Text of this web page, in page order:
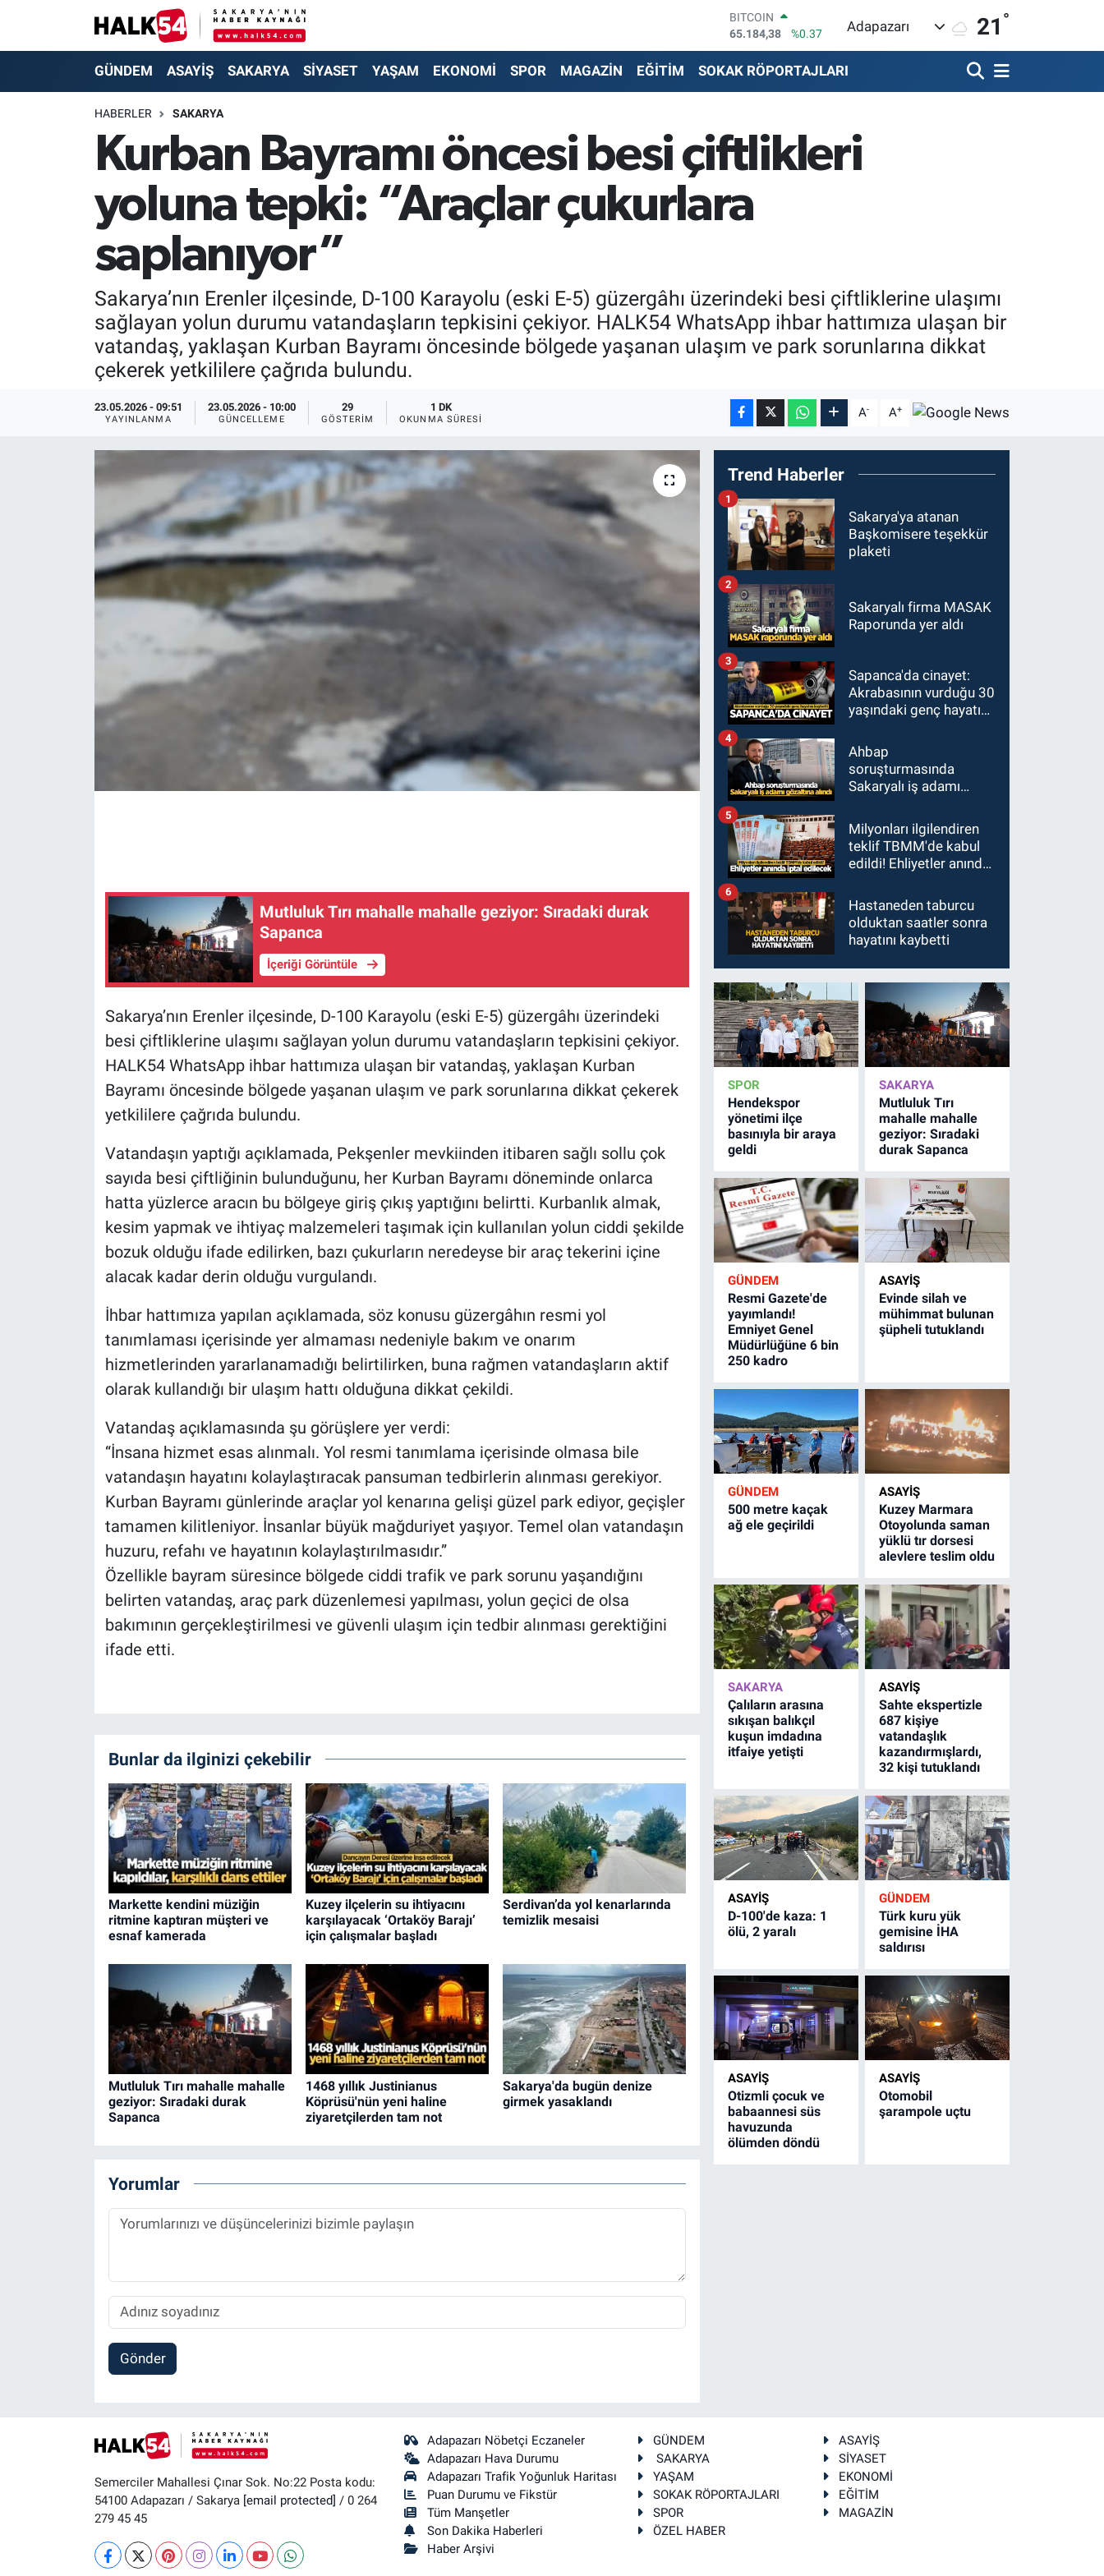
DOLAR
47,7239
%0.01
EURO
55,1823
%-0.06
6664.02
%0.05
BİST100
13.779
%-14
Adapazarı 21 °
GÜNDEM ASAYİŞ SAKARYA SİYASET YAŞAM EKONOMİ SPOR MAGAZİN EĞİTİM SOKAK RÖPORTAJLARI
HABERLER SAKARYA
Kurban Bayramı öncesi besi çiftlikleri
yoluna tepki: “Araçlar çukurlara
saplanıyor”
Sakarya’nın Erenler ilçesinde, D-100 Karayolu (eski E-5) güzergâhı üzerindeki besi çiftliklerine ulaşımı
sağlayan yolun durumu vatandaşların tepkisini çekiyor. HALK54 WhatsApp ihbar hattımıza ulaşan bir
vatandaş, yaklaşan Kurban Bayramı öncesinde bölgede yaşanan ulaşım ve park sorunlarına dikkat
çekerek yetkililere çağrıda bulundu.
23.05.2026 - 09:51
YAYINLANMA
23.05.2026 - 10:00
GÜNCELLEME
29
GÖSTERIM
1 DK
OKUNMA SÜRESI A- A+
Mutluluk Tırı mahalle mahalle geziyor: Sıradaki durak
Sapanca
İçeriği Görüntüle
Sakarya’nın Erenler ilçesinde, D-100 Karayolu (eski E-5) güzergâhı üzerindeki
besi çiftliklerine ulaşımı sağlayan yolun durumu vatandaşların tepkisini çekiyor.
HALK54 WhatsApp ihbar hattımıza ulaşan bir vatandaş, yaklaşan Kurban
Bayramı öncesinde bölgede yaşanan ulaşım ve park sorunlarına dikkat çekerek
yetkililere çağrıda bulundu.
Vatandaşın yaptığı açıklamada, Pekşenler mevkiinden itibaren sağlı sollu çok
sayıda besi çiftliğinin bulunduğunu, her Kurban Bayramı döneminde onlarca
hatta yüzlerce aracın bu bölgeye giriş çıkış yaptığını belirtti. Kurbanlık almak,
kesim yapmak ve ihtiyaç malzemeleri taşımak için kullanılan yolun ciddi şekilde
bozuk olduğu ifade edilirken, bazı çukurların neredeyse bir araç tekerini içine
alacak kadar derin olduğu vurgulandı.
İhbar hattımıza yapılan açıklamada, söz konusu güzergâhın resmi yol
tanımlaması içerisinde yer almaması nedeniyle bakım ve onarım
hizmetlerinden yararlanamadığı belirtilirken, buna rağmen vatandaşların aktif
olarak kullandığı bir ulaşım hattı olduğuna dikkat çekildi.
Vatandaş açıklamasında şu görüşlere yer verdi:
“İnsana hizmet esas alınmalı. Yol resmi tanımlama içerisinde olmasa bile
vatandaşın hayatını kolaylaştıracak pansuman tedbirlerin alınması gerekiyor.
Kurban Bayramı günlerinde araçlar yol kenarına gelişi güzel park ediyor, geçişler
tamamen kilitleniyor. İnsanlar büyük mağduriyet yaşıyor. Temel olan vatandaşın
huzuru, refahı ve hayatının kolaylaştırılmasıdır.”
Özellikle bayram süresince bölgede ciddi trafik ve park sorunu yaşandığını
belirten vatandaş, araç park düzenlemesi yapılması, yolun geçici de olsa
bakımının gerçekleştirilmesi ve güvenli ulaşım için tedbir alınması gerektiğini
ifade etti.
Bunlar da ilginizi çekebilir
Markette kendini müziğin
ritmine kaptıran müşteri ve
esnaf kamerada
Kuzey ilçelerin su ihtiyacını
karşılayacak ‘Ortaköy Barajı’
için çalışmalar başladı
Serdivan’da yol kenarlarında
temizlik mesaisi
Mutluluk Tırı mahalle mahalle
geziyor: Sıradaki durak
Sapanca
1468 yıllık Justinianus
Köprüsü'nün yeni haline
ziyaretçilerden tam not
Sakarya'da bugün denize
girmek yasaklandı
Yorumlar
Gönder
Trend Haberler
Sakarya'ya atanan
Başkomisere teşekkür
plaketi
1
Sakaryalı firma MASAK
Raporunda yer aldı
2
Sapanca'da cinayet:
Akrabasının vurduğu 30
yaşındaki genç hayatını
3
Ahbap
soruşturmasında
Sakaryalı iş adamı
4
Milyonları ilgilendiren
teklif TBMM'de kabul
edildi! Ehliyetler anında
5
Hastaneden taburcu
olduktan saatler sonra
hayatını kaybetti
6
SPOR
Hendekspor
yönetimi ilçe
basınıyla bir araya
geldi
SAKARYA
Mutluluk Tırı
mahalle mahalle
geziyor: Sıradaki
durak Sapanca
GÜNDEM
Resmi Gazete'de
yayımlandı!
Emniyet Genel
Müdürlüğüne 6 bin
250 kadro
ASAYİŞ
Evinde silah ve
mühimmat bulunan
şüpheli tutuklandı
GÜNDEM
500 metre kaçak
ağ ele geçirildi
ASAYİŞ
Kuzey Marmara
Otoyolunda saman
yüklü tır dorsesi
alevlere teslim oldu
SAKARYA
Çalıların arasına
sıkışan balıkçıl
kuşun imdadına
itfaiye yetişti
ASAYİŞ
Sahte ekspertizle
687 kişiye
vatandaşlık
kazandırmışlardı,
32 kişi tutuklandı
ASAYİŞ
D-100'de kaza: 1
ölü, 2 yaralı
GÜNDEM
Türk kuru yük
gemisine İHA
saldırısı
ASAYİŞ
Otizmli çocuk ve
babaannesi süs
havuzunda
ölümden döndü
ASAYİŞ
Otomobil
şarampole uçtu
Semerciler Mahallesi Çınar Sok. No:22 Posta kodu:
54100 Adapazarı / Sakarya [email protected] / 0 264
279 45 45
Adapazarı Nöbetçi Eczaneler
Adapazarı Hava Durumu
Adapazarı Trafik Yoğunluk Haritası
Puan Durumu ve Fikstür
Tüm Manşetler
Son Dakika Haberleri
Haber Arşivi
GÜNDEM
ASAYİŞ
SAKARYA
SİYASET
YAŞAM
EKONOMİ
SOKAK RÖPORTAJLARI
EĞİTİM
SPOR
MAGAZİN
ÖZEL HABER
GÜNDEM
SİYASET
EKONOMİ
SOKAK RÖPORTAJLARI
ÖZEL HABER
HALK54 PANORAMA
Adapazarı Nöbetçi Eczaneler
Adapazarı Trafik Yoğunluk Haritası
Süper Lig Puan Durumu ve Fikstür
Tüm Manşetler
Son Dakika Haberleri
Haber Arşivi